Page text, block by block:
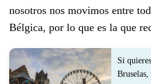
nosotros nos movimos entre
Bélgica, por lo que es la que
Si
Bruselas,